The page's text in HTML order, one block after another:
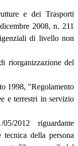
e dei Trasporti
2008, n. 211
di livello non
riorganizzazione del
1998, "Regolamento
e terrestri in servizio
2012 riguardante
tecnica della persona